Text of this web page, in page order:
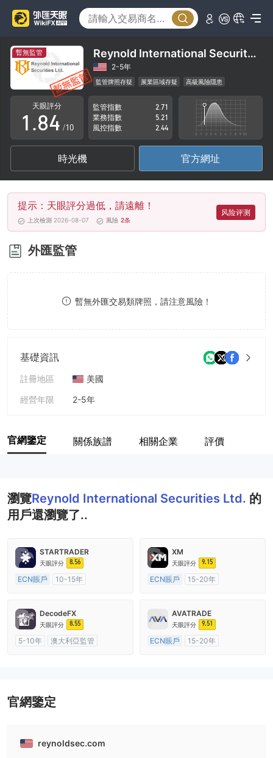
暫無監管 Reynold International Securities Ltd.
2-5年
監管牌照存疑 展業區域存疑 高級風險隱患
天眼評分
0
1
2
3
4
5
6
7
.
4
5
6
7
8
9
0
1
2
3
4
5
6
7
8
9
/10
監管指數
2.71
業務指數
5.21
風控指數
2.44
時光機 官方網址
提示：天眼評分過低，請遠離！
上次檢測 2026-08-07 風險 2条
风险评测
外匯監管
暫無外匯交易類牌照，請注意風險！
基礎資訊
註冊地區
美國
經營年限
2-5年
官網鑒定 關係族譜 相關企業 評價
瀏覽Reynold International Securities Ltd. 的
用戶還瀏覽了..
STARTRADER
天眼評分 8.56
ECN賬戶
10-15年
主標MT4
XM
天眼評分 9.15
ECN賬戶
15-20年
DecodeFX
天眼評分 8.55
5-10年
澳大利亞監管
AVATRADE
天眼評分 9.51
ECN賬戶
15-20年
官網鑒定
reynoldsec.com